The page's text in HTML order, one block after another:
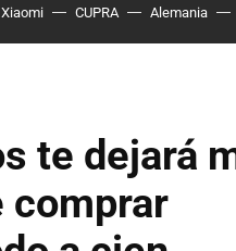
Xiaomi CUPRA Alemania
te dejará
comprar